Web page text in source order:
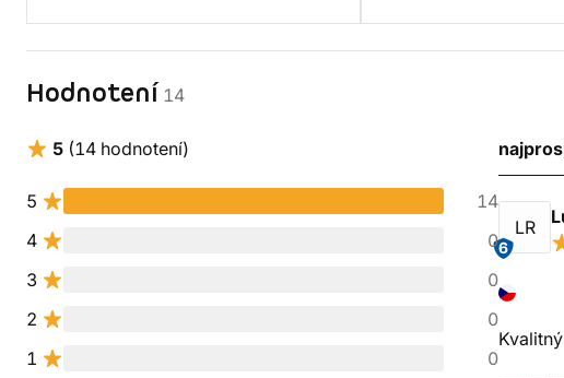
Hodnotení 14
5 (14 hodnotení)
5
14
4
0
3
0
2
0
1
0
LR
6